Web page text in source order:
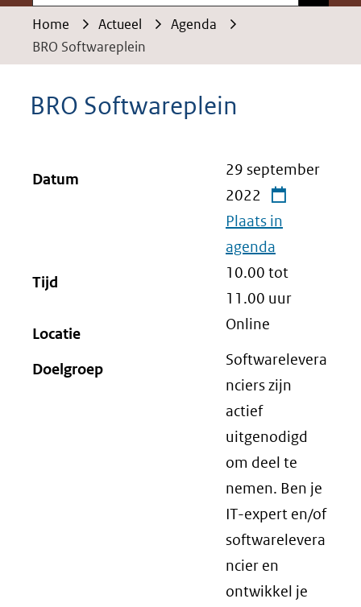
Home Actueel
Agenda
BRO Softwareplein
BRO Softwareplein
Datum
29 september
2022
Plaats in
agenda
Tijd
10.00 tot
11.00 uur
Locatie
Online
Doelgroep
Softwarelevera
nciers zijn
actief
uitgenodigd
om deel te
nemen. Ben je
IT-expert en/of
softwarelevera
ncier en
ontwikkel je